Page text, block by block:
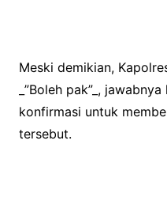
Meski demikian,
_”Boleh pak”_,
konfirmasi untuk
tersebut.